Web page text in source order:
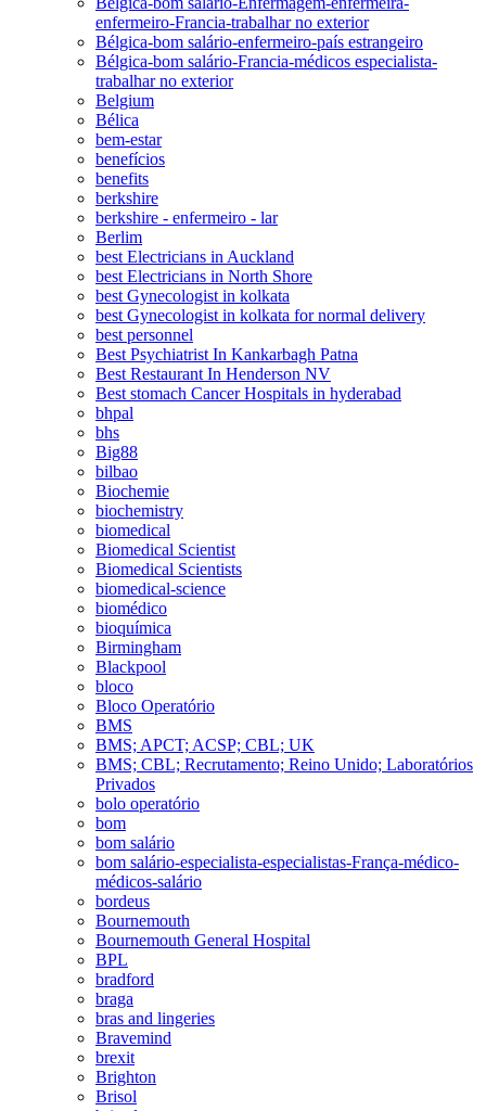
enfermeiro-Francia-trabalhar no exterior
Bélgica-bom salário-enfermeiro-país estrangeiro
Bélgica-bom salário-Francia-médicos especialista-
trabalhar no exterior
Belgium
Bélica
bem-estar
benefícios
benefits
berkshire
berkshire - enfermeiro - lar
Berlim
best Electricians in Auckland
best Electricians in North Shore
best Gynecologist in kolkata
best Gynecologist in kolkata for normal delivery
best personnel
Best Psychiatrist In Kankarbagh Patna
Best Restaurant In Henderson NV
Best stomach Cancer Hospitals in hyderabad
bhpal
bhs
Big88
bilbao
Biochemie
biochemistry
biomedical
Biomedical Scientist
Biomedical Scientists
biomedical-science
biomédico
bioquímica
Birmingham
Blackpool
bloco
Bloco Operatório
BMS
BMS; APCT; ACSP; CBL; UK
BMS; CBL; Recrutamento; Reino Unido; Laboratórios
Privados
bolo operatório
bom
bom salário
bom salário-especialista-especialistas-França-médico-
médicos-salário
bordeus
Bournemouth
Bournemouth General Hospital
BPL
bradford
braga
bras and lingeries
Bravemind
brexit
Brighton
Brisol